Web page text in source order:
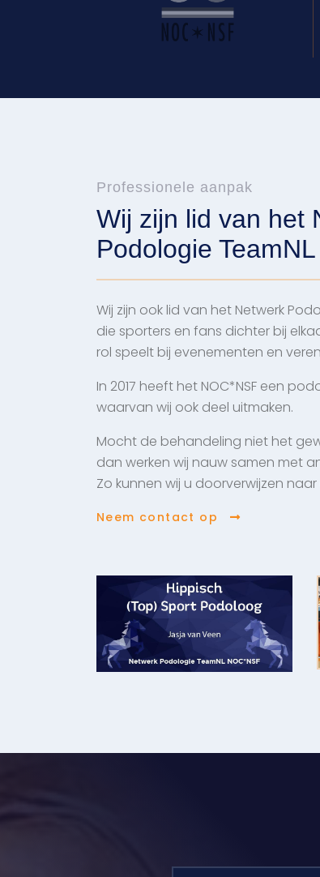
Professionele aanpak
Wij zijn lid van het
Podologie TeamNL
Wij zijn ook lid van het Netwerk
die sporters en fans dichter bij
rol speelt bij evenementen en
In 2017 heeft het NOC*NSF een
waarvan wij ook deel uitmaken.
Mocht de behandeling niet het
dan werken wij nauw samen met
Zo kunnen wij u doorverwijzen
Neem contact op